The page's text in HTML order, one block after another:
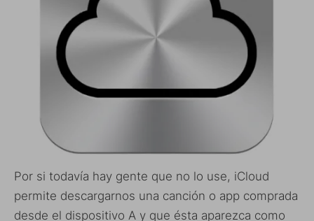
Por si todavía hay gente que no lo use, iCloud
permite descargarnos una canción o app comprada
desde el dispositivo A y que ésta aparezca como